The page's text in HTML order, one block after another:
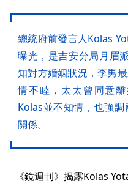
總統府前發言人Kolas
曝光，是吉安分局月眉
知對方婚姻狀況，李男
情不睦，太太曾同意
Kolas並不知情，也強
關係。
《鏡週刊》揭露Kolas